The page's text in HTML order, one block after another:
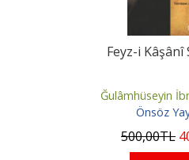
Feyz-i Kâşânî
Ğulâmhüseyin
Önsöz
500,00TL